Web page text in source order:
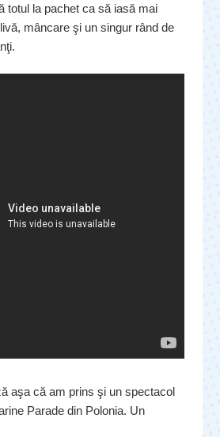
totul la pachet ca să iasă mai
mâncare şi un singur rând de
aşa că am prins şi un spectacol
Parade din Polonia. Un